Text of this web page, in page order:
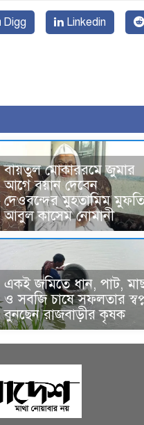
Digg Linkedin
বায়তুল মোকাররমে জুমার
আগে বয়ান দেবেন
দেওবন্দের মুহতামিম মুফতি
আবুল কাসেম নোমানী
একই জমিতে ধান, পাট,
ও সবজি চাষে সফলতার
বুনছেন রাজবাড়ীর কৃষক